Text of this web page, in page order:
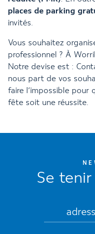
places de parking
invités.
Vous souhaitez
professionnel ? À
Notre devise est :
nous part de vos
faire l’impossible pour
fête soit une réussite.
Se tenir